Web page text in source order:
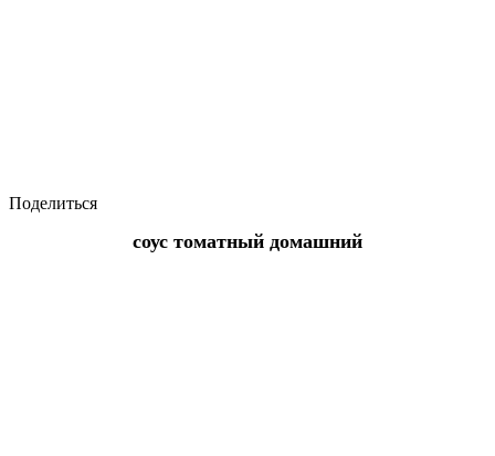
Поделиться
соус томатный домашний